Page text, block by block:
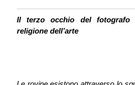
Il terzo occhio del fotografo
religione dell’arte